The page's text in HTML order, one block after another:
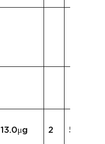
13.0μg 2 5.6μg